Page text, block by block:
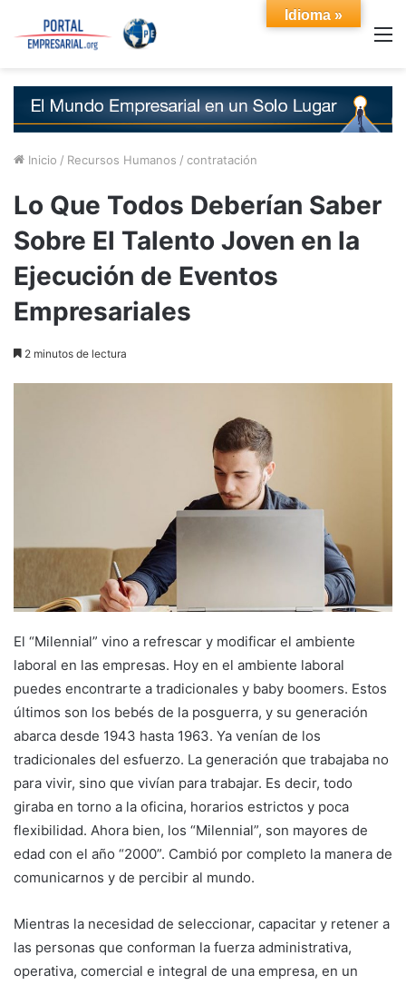
Inicio / Recursos Humanos / contratación
Lo Que Todos Deberían Saber
Sobre El Talento Joven en la
Ejecución de Eventos
Empresariales
2 minutos de lectura
El “Milennial” vino a refrescar y modificar el ambiente
laboral en las empresas. Hoy en el ambiente laboral
puedes encontrarte a tradicionales y baby boomers. Estos
últimos son los bebés de la posguerra, y su generación
abarca desde 1943 hasta 1963. Ya venían de los
tradicionales del esfuerzo. La generación que trabajaba no
para vivir, sino que vivían para trabajar. Es decir, todo
giraba en torno a la oficina, horarios estrictos y poca
flexibilidad. Ahora bien, los “Milennial”, son mayores de
edad con el año “2000”. Cambió por completo la manera de
comunicarnos y de percibir al mundo.
Mientras la necesidad de seleccionar, capacitar y retener a
las personas que conforman la fuerza administrativa,
operativa, comercial e integral de una empresa, en un
Idioma »